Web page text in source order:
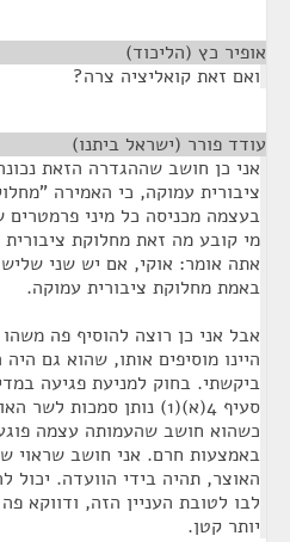
אופיר כץ (הליכוד)
ואם זאת קואליציה צרה?
עודד פורר (ישראל ביתנו)
אני כן חושב שההגדרה הזאת
ציבורית עמוקה, כי האמירה
בעצמה מכניסה כל מיני
מי קובע מה זאת מחלוקת
אתה אומר: אוקי, אם יש שני
באמת מחלוקת ציבורית עמוקה.
אבל אני כן רוצה להוסיף פה
היינו מוסיפים אותו, שהוא גם
ביקשתי. בחוק למניעת פגיעה
כשהוא חושב שהעמותה עצמה
באמצעות חרם. אני חושב שראוי
האוצר, תהיה בידי הוועדה.
לבו לטובת העניין הזה, ודווקא
יותר קטן.